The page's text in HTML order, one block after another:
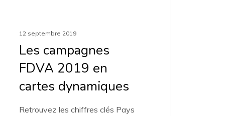
12 septembre 2019
Les campagnes
FDVA 2019 en
cartes dynamiques
Retrouvez les chiffres clés Pays